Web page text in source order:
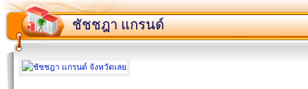
ชัชชฎา แกรนด์